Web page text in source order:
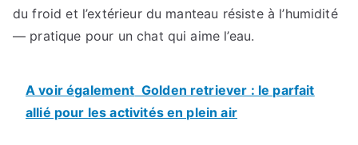
du froid et l’extérieur du manteau résiste à l’humidité
— pratique pour un chat qui aime l’eau.
A voir également Golden retriever : le parfait
allié pour les activités en plein air